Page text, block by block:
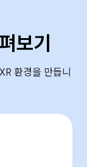
보기
환경을 만듭니